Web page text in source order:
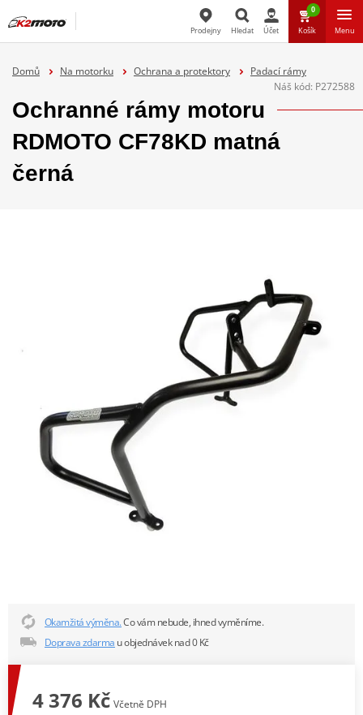
Hledat
Prodejny Hledat Účet
0
Košík Menu
Domů Na motorku Ochrana a protektory
Padací rámy
Náš kód: P272588
Ochranné rámy motoru
RDMOTO CF78KD matná
černá
Okamžitá výměna.Co vám nebude, ihned vyměníme.
Doprava zdarma u objednávek nad 0 Kč
4 376 Kč Včetně DPH